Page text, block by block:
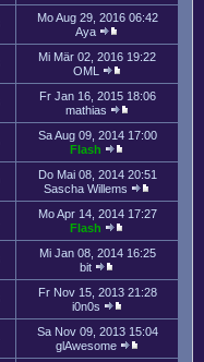
Mo Aug 29, 2016 06:42
Aya
Mi Mär 02, 2016 19:22
OML
Fr Jan 16, 2015 18:06
mathias
Sa Aug 09, 2014 17:00
Flash
Do Mai 08, 2014 20:51
Sascha Willems
Mo Apr 14, 2014 17:27
Flash
Mi Jan 08, 2014 16:25
bit
Fr Nov 15, 2013 21:28
i0n0s
Sa Nov 09, 2013 15:04
glAwesome